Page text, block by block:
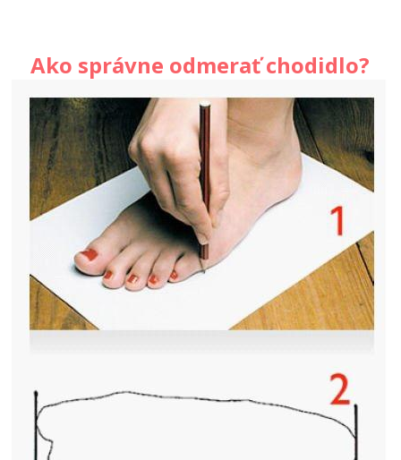
Ako správne odmerať chodidlo?